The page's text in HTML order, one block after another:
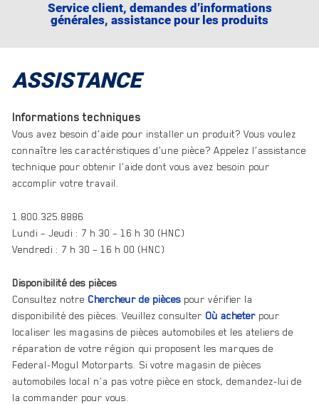
Service client, demandes d’informations
générales, assistance pour les produits
ASSISTANCE
Informations techniques
Vous avez besoin d’aide pour installer un produit? Vous voulez
connaître les caractéristiques d’une pièce? Appelez l’assistance
technique pour obtenir l’aide dont vous avez besoin pour
accomplir votre travail.
1.800.325.8886
Lundi – Jeudi : 7 h 30 – 16 h 30 (HNC)
Vendredi : 7 h 30 – 16 h 00 (HNC)
Disponibilité des pièces
Consultez notre Chercheur de pièces pour vérifier la
disponibilité des pièces. Veuillez consulter Où acheter pour
localiser les magasins de pièces automobiles et les ateliers de
réparation de votre région qui proposent les marques de
Federal-Mogul Motorparts. Si votre magasin de pièces
automobiles local n’a pas votre pièce en stock, demandez-lui de
la commander pour vous.